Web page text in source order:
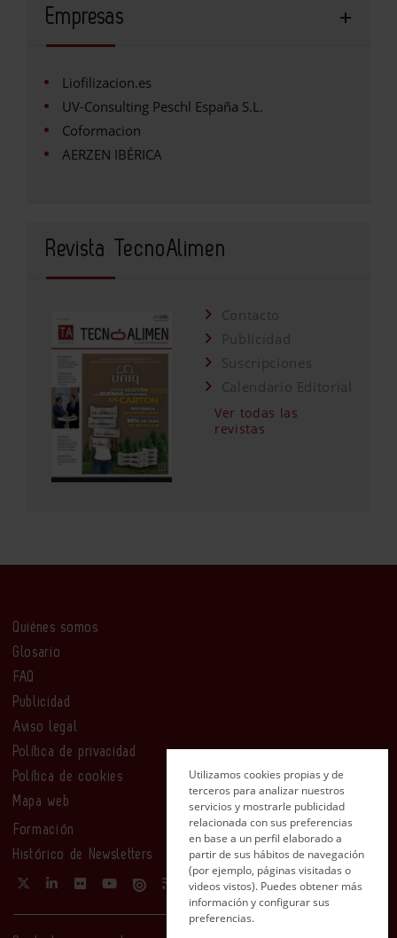
Empresas
Liofilizacion.es
UV-Consulting Peschl España S.L.
Coformacion
AERZEN IBÉRICA
Revista TecnoAlimen
Contacto
Publicidad
Suscripciones
Calendario Editorial
Ver todas las
revistas
Quiénes somos
Glosario
FAQ
Publicidad
Aviso legal
Política de privacidad
Política de cookies
Mapa web
Formación
Histórico de Newsletters
Utilizamos cookies propias y de
terceros para analizar nuestros
servicios y mostrarle publicidad
relacionada con sus preferencias
en base a un perfil elaborado a
partir de sus hábitos de navegación
(por ejemplo, páginas visitadas o
videos vistos). Puedes obtener más
información y configurar sus
preferencias.